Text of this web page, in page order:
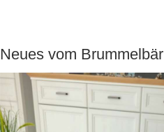
Neues vom Brummelbär